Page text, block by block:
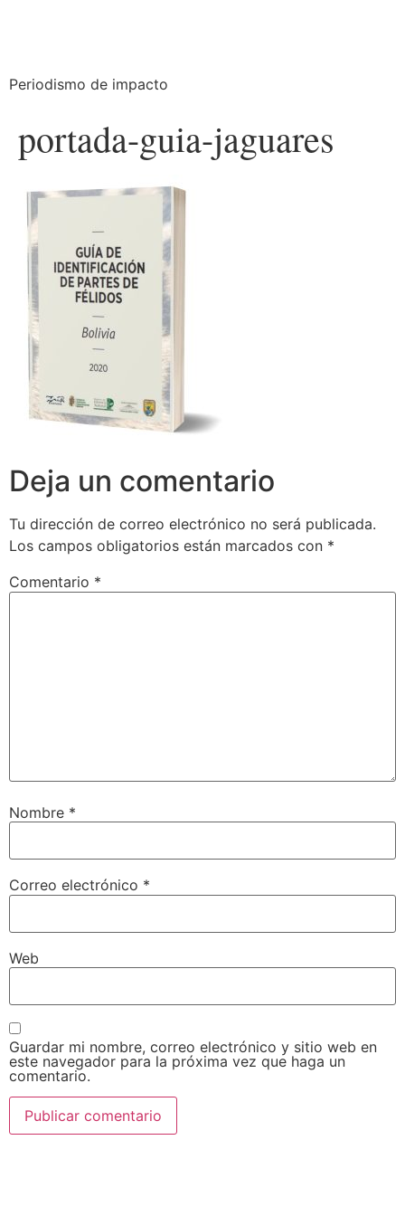
Periodismo de impacto
portada-guia-jaguares
Deja un comentario
Tu dirección de correo electrónico no será publicada.
Los campos obligatorios están marcados con *
Comentario *
Nombre *
Correo electrónico *
Web
Guardar mi nombre, correo electrónico y sitio web en
este navegador para la próxima vez que haga un
comentario.